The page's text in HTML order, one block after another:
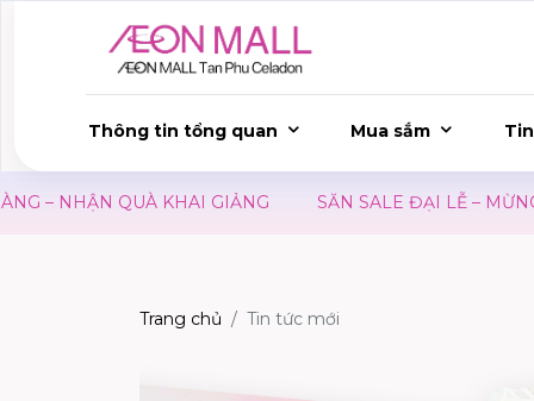
Thông tin tổng quan Mua sắm
QUÀ KHAI GIẢNG SĂN SALE ĐẠI LỄ – MỪNG
Trang chủ Tin tức mới